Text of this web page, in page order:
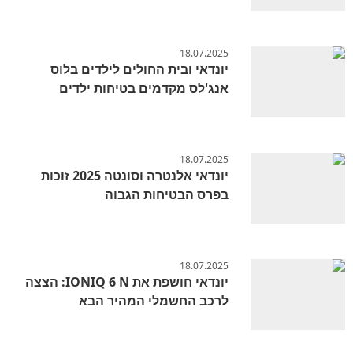
18.07.2025
יונדאי ובית החולים לילדים בלוס
אנג'לס מקדמים בטיחות ילדים
18.07.2025
יונדאי אלנטרה וסונטה 2025 זוכות
בפרס הבטיחות הגבוה
18.07.2025
יונדאי חושפת את IONIQ 6 N: הצצה
לרכב החשמלי המהיר הבא